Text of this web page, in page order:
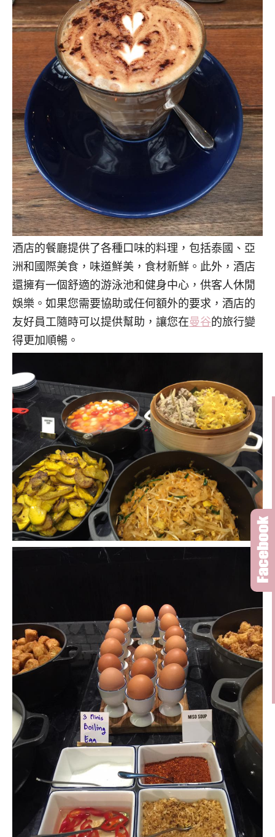
酒店的餐廳提供了各種口味的料理，包括泰國、亞
洲和國際美食，味道鮮美，食材新鮮。此外，酒店
還擁有一個舒適的游泳池和健身中心，供客人休閒
娛樂。如果您需要協助或任何額外的要求，酒店的
友好員工隨時可以提供幫助，讓您在曼谷的旅行變
得更加順暢。